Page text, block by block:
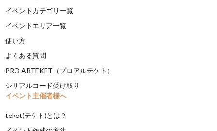
イベントカテゴリ一覧
イベントエリア一覧
使い方
よくある質問
PRO ARTEKET（プロアルテケト）
シリアルコード受け取り
イベント主催者様へ
teket(テケト)とは？